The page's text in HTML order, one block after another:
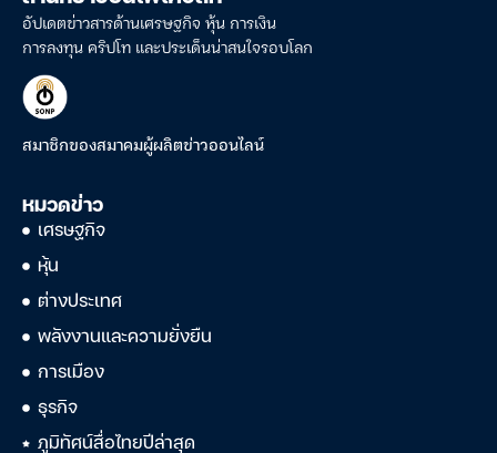
อัปเดตข่าวสารด้านเศรษฐกิจ หุ้น การเงิน
การลงทุน คริปโท และประเด็นน่าสนใจรอบโลก
สมาชิกของสมาคมผู้ผลิตข่าวออนไลน์
หมวดข่าว
เศรษฐกิจ
หุ้น
ต่างประเทศ
พลังงานและความยั่งยืน
การเมือง
ธุรกิจ
ภูมิทัศน์สื่อไทยปีล่าสุด